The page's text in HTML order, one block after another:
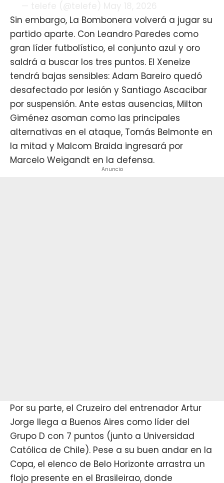
Sin embargo, La Bombonera volverá a jugar su
partido aparte. Con Leandro Paredes como
gran líder futbolístico, el conjunto azul y oro
saldrá a buscar los tres puntos. El Xeneize
tendrá bajas sensibles: Adam Bareiro quedó
desafectado por lesión y Santiago Ascacibar
por suspensión. Ante estas ausencias, Milton
Giménez asoman como las principales
alternativas en el ataque, Tomás Belmonte en
la mitad y Malcom Braida ingresará por
Marcelo Weigandt en la defensa.
Anuncio
Por su parte, el Cruzeiro del entrenador Artur
Jorge llega a Buenos Aires como líder del
Grupo D con 7 puntos (junto a Universidad
Católica de Chile). Pese a su buen andar en la
Copa, el elenco de Belo Horizonte arrastra un
flojo presente en el Brasileirao, donde